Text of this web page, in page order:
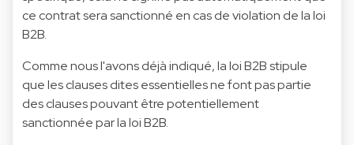
ce contrat sera sanctionné en cas de violation de la loi
B2B.
Comme nous l'avons déjà indiqué, la loi B2B stipule
que les clauses dites essentielles ne font pas partie
des clauses pouvant être potentiellement
sanctionnée par la loi B2B.